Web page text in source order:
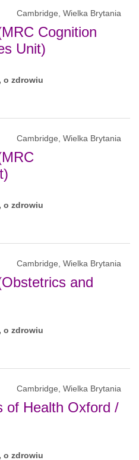
Cambridge, Wielka Brytania
Cognition
Unit)
o zdrowiu
Cambridge, Wielka Brytania
o zdrowiu
Cambridge, Wielka Brytania
and
o zdrowiu
Cambridge, Wielka Brytania
of Health Oxford /
o zdrowiu